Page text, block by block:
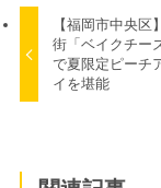
【福岡市中央区
街「ベイクチー
で夏限定ピーチ
イを堪能